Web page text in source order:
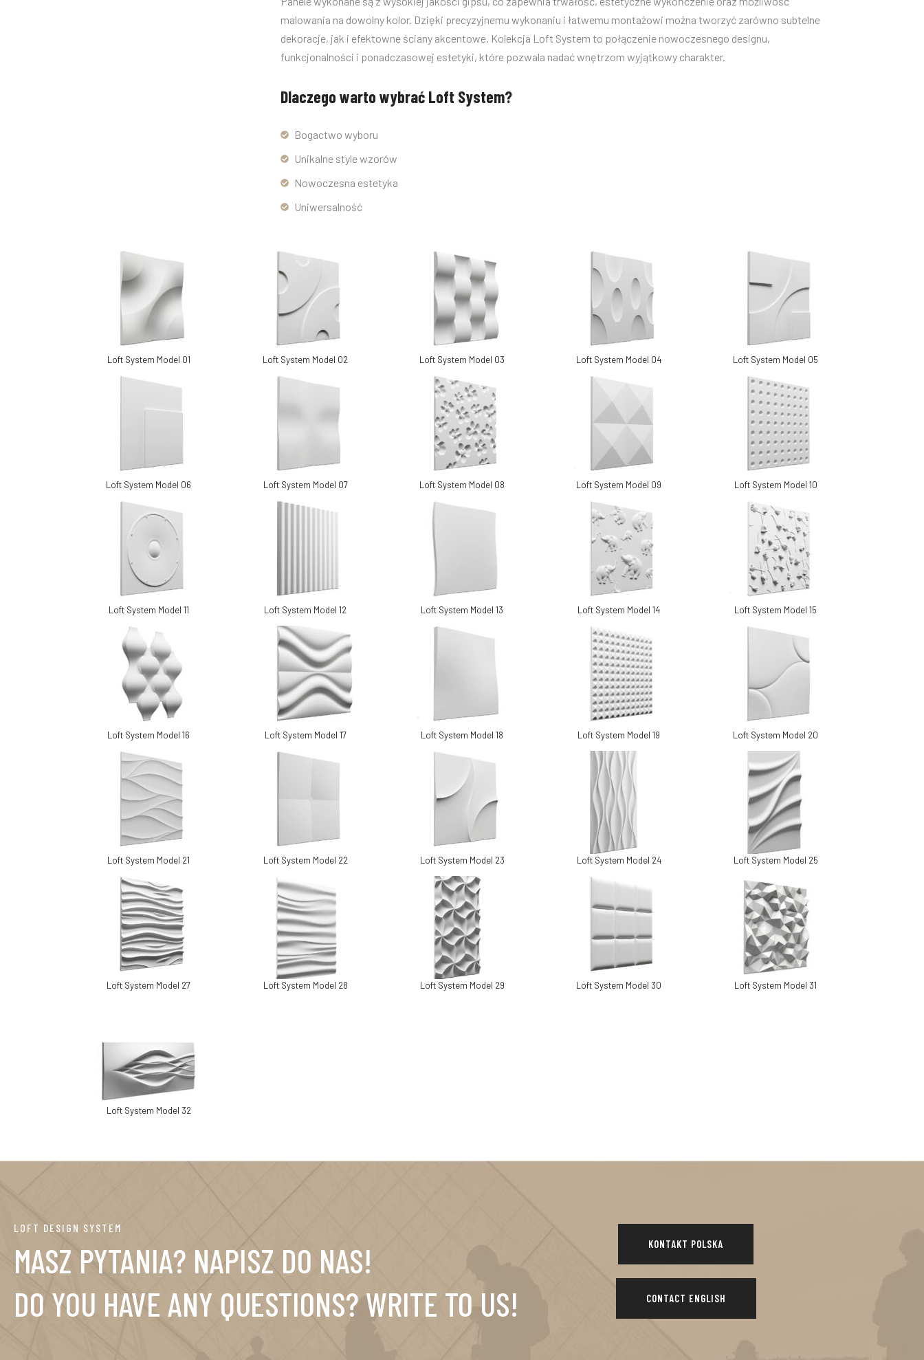
malowania na dowolny kolor. Dzięki precyzyjnemu wykonaniu i łatwemu montażowi można tworzyć zarówno subtelne
dekoracje, jak i efektowne ściany akcentowe. Kolekcja Loft System to połączenie nowoczesnego designu,
funkcjonalności i ponadczasowej estetyki, które pozwala nadać wnętrzom wyjątkowy charakter.
Dlaczego warto wybrać Loft System?
Bogactwo wyboru
Unikalne style wzorów
Nowoczesna estetyka
Uniwersalność
Loft System Model 01 Loft System Model 02 Loft System Model 03 Loft System Model 04 Loft System Model 05
Loft System Model 06 Loft System Model 07 Loft System Model 08 Loft System Model 09 Loft System Model 10
Loft System Model 11 Loft System Model 12 Loft System Model 13 Loft System Model 14 Loft System Model 15
Loft System Model 16 Loft System Model 17 Loft System Model 18 Loft System Model 19 Loft System Model 20
Loft System Model 21 Loft System Model 22 Loft System Model 23 Loft System Model 24 Loft System Model 25
Loft System Model 27 Loft System Model 28 Loft System Model 29 Loft System Model 30 Loft System Model 31
Loft System Model 32
LOFT DESIGN SYSTEM
MASZ PYTANIA? NAPISZ DO NAS!
DO YOU HAVE ANY QUESTIONS? WRITE TO US!
KONTAKT POLSKA
CONTACT ENGLISH